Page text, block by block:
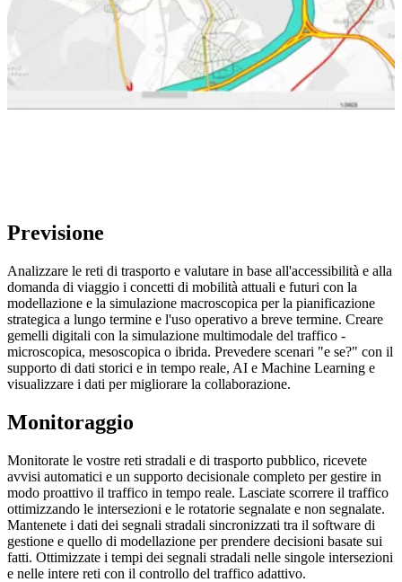
Previsione
Analizzare le reti di trasporto e valutare in base all'accessibilità e alla
domanda di viaggio i concetti di mobilità attuali e futuri con la
modellazione e la simulazione macroscopica per la pianificazione
strategica a lungo termine e l'uso operativo a breve termine. Creare
gemelli digitali con la simulazione multimodale del traffico -
microscopica, mesoscopica o ibrida. Prevedere scenari "e se?" con il
supporto di dati storici e in tempo reale, AI e Machine Learning e
visualizzare i dati per migliorare la collaborazione.
Monitoraggio
Monitorate le vostre reti stradali e di trasporto pubblico, ricevete
avvisi automatici e un supporto decisionale completo per gestire in
modo proattivo il traffico in tempo reale. Lasciate scorrere il traffico
ottimizzando le intersezioni e le rotatorie segnalate e non segnalate.
Mantenete i dati dei segnali stradali sincronizzati tra il software di
gestione e quello di modellazione per prendere decisioni basate sui
fatti. Ottimizzate i tempi dei segnali stradali nelle singole intersezioni
e nelle intere reti con il controllo del traffico adattivo.